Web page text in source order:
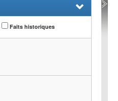
Faits historiques